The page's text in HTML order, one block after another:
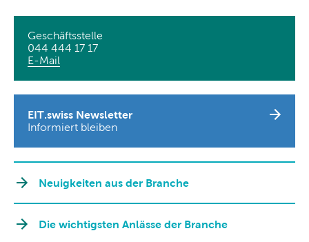
Geschäftsstelle
044 444 17 17
E-Mail
EIT.swiss Newsletter
Informiert bleiben
Neuigkeiten aus der Branche
Die wichtigsten Anlässe der Branche